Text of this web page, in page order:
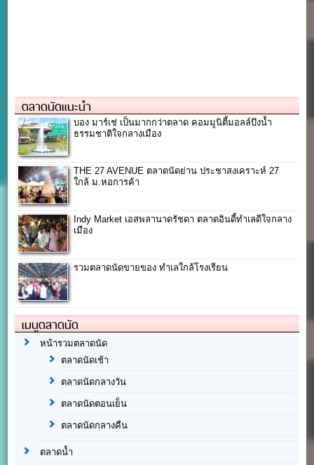
ตลาดนัดแนะนำ
บอง มาร์เช่ เป็นมากกว่าตลาด คอมมูนิตี้มอลล์บึงน้ำ
ธรรมชาติใจกลางเมือง
THE 27 AVENUE ตลาดนัดย่าน ประชาสงเคราะห์ 27
ใกล้ ม.หอการค้า
Indy Market เอสพลานาดรัชดา ตลาดอินดี้ทำเลดีใจกลาง
เมือง
รวมตลาดนัดขายของ ทำเลใกล้โรงเรียน
เมนูตลาดนัด
หน้ารวมตลาดนัด
ตลาดนัดเช้า
ตลาดนัดกลางวัน
ตลาดนัดตอนเย็น
ตลาดนัดกลางคืน
ตลาดน้ำ